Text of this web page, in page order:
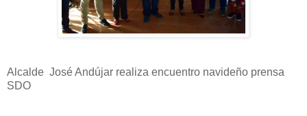
Alcalde José Andújar realiza encuentro navideño prensa
SDO